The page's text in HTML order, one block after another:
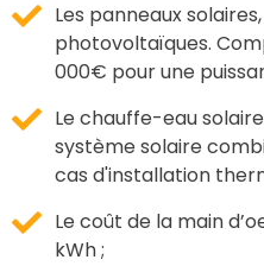
Les panneaux
photovoltaïques.
000€ pour une
Le chauffe-eau
système solaire
cas d'installation
Le coût de la main
kWh ;